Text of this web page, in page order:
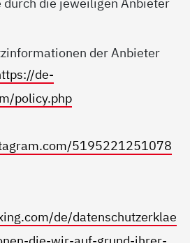
der Anbieter
de-
policy.php
5195221251078
de/datenschutzerklae